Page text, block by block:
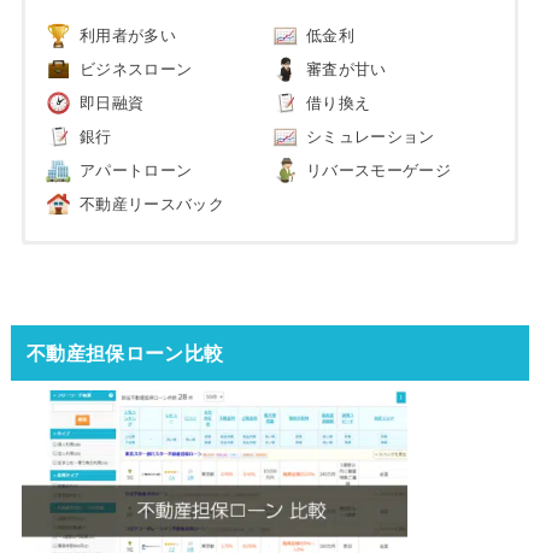
利用者が多い 低金利
ビジネスローン 審査が甘い
即日融資 借り換え
銀行 シミュレーション
アパートローン リバースモーゲージ
不動産リースバック
不動産担保ローン比較